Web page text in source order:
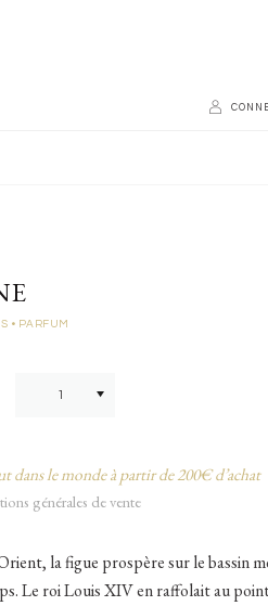
• PARFUM
dans le monde à partir de 200€ d’achat
générales de vente
la figue prospère sur le bassin
Le roi Louis XIV en raffolait au